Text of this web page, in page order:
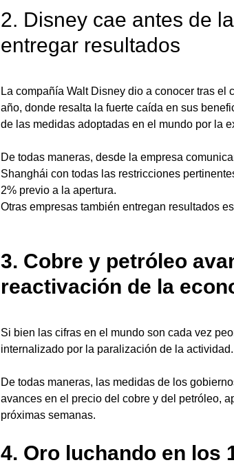
2. Disney cae antes de
entregar resultados
La compañía Walt Disney dio a conocer tras el
año, donde resalta la fuerte caída en sus
de las medidas adoptadas en el mundo por la
De todas maneras, desde la empresa
Shanghái con todas las restricciones
2% previo a la apertura.
Otras empresas también entregan resultados
3. Cobre y petróleo
reactivación de la
Si bien las cifras en el mundo son cada vez
internalizado por la paralización de la actividad.
De todas maneras, las medidas de los
avances en el precio del cobre y del petróleo,
próximas semanas.
4. Oro luchando en los